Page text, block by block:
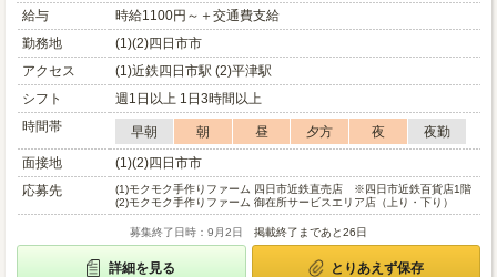
給与
時給1100円～＋交通費支給
勤務地
(1)(2)四日市市
アクセス
(1)近鉄四日市駅 (2)平津駅
シフト
週1日以上 1日3時間以上
時間帯
早朝 朝 昼 夕方 夜
夜勤
面接地
(1)(2)四日市市
応募先
(1)モクモク手作りファーム 四日市近鉄直売店 ※四日市近鉄百貨店1階
(2)モクモク手作りファーム 御在所サービスエリア店（上り・下り）
募集終了日時：9月2日 掲載終了まであと26日
詳細を見る とりあえず保存